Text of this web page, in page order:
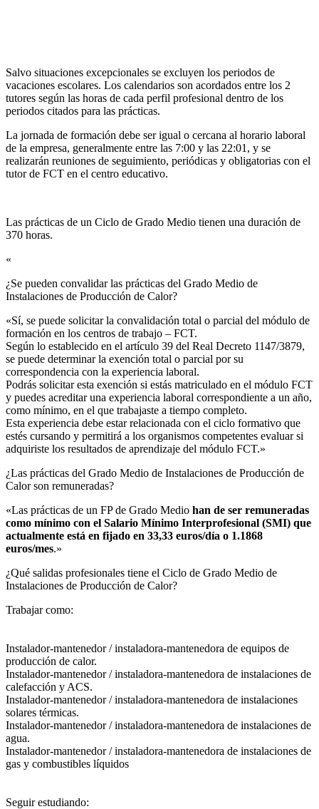
Salvo situaciones excepcionales se excluyen los periodos de
vacaciones escolares. Los calendarios son acordados entre los 2
tutores según las horas de cada perfil profesional dentro de los
periodos citados para las prácticas.
La jornada de formación debe ser igual o cercana al horario laboral
de la empresa, generalmente entre las 7:00 y las 22:01, y se
realizarán reuniones de seguimiento, periódicas y obligatorias con el
tutor de FCT en el centro educativo.
Las prácticas de un Ciclo de Grado Medio tienen una duración de
370 horas.
«
¿Se pueden convalidar las prácticas del Grado Medio de
Instalaciones de Producción de Calor?​
«Sí, se puede solicitar la convalidación total o parcial del módulo de
formación en los centros de trabajo – FCT.
Según lo establecido en el artículo 39 del Real Decreto 1147/3879,
se puede determinar la exención total o parcial por su
correspondencia con la experiencia laboral.
Podrás solicitar esta exención si estás matriculado en el módulo FCT
y puedes acreditar una experiencia laboral correspondiente a un año,
como mínimo, en el que trabajaste a tiempo completo.
Esta experiencia debe estar relacionada con el ciclo formativo que
estés cursando y permitirá a los organismos competentes evaluar si
adquiriste los resultados de aprendizaje del módulo FCT.»
¿Las prácticas del Grado Medio de Instalaciones de Producción de
Calor son remuneradas?​
«Las prácticas de un FP de Grado Medio han de ser remuneradas
como mínimo con el Salario Mínimo Interprofesional (SMI) que
actualmente está en fijado en 33,33 euros/día o 1.1868
euros/mes.»
¿Qué salidas profesionales tiene el Ciclo de Grado Medio de
Instalaciones de Producción de Calor?​
Trabajar como:
Instalador-mantenedor / instaladora-mantenedora de equipos de
producción de calor.
Instalador-mantenedor / instaladora-mantenedora de instalaciones de
calefacción y ACS.
Instalador-mantenedor / instaladora-mantenedora de instalaciones
solares térmicas.
Instalador-mantenedor / instaladora-mantenedora de instalaciones de
agua.
Instalador-mantenedor / instaladora-mantenedora de instalaciones de
gas y combustibles líquidos
Seguir estudiando: